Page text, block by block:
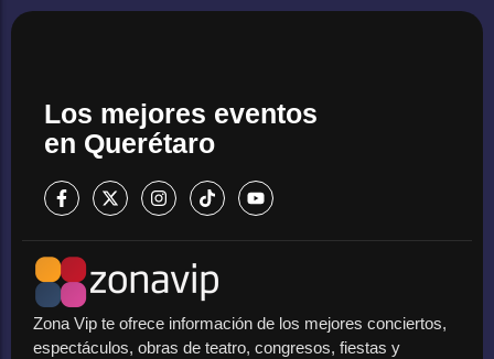
Los mejores eventos
en Querétaro
Zona Vip te ofrece información de los mejores conciertos,
espectáculos, obras de teatro, congresos, fiestas y